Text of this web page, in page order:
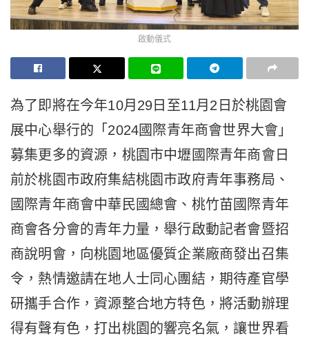
啟動儀式
為了即將在今年10月29日至11月2日於桃園會
展中心舉行的「2024國際青年商會世界大會」
募集更多的資源，桃園市中壢國際青年商會日
前於桃園市政府集結桃園市政府青年事務局、
國際青年商會中華民國總會、桃竹苗國際青年
商會各分會的青年力量，舉行啟動記者會暨招
商說明會，向桃園地區優質企業廠商發出召集
令，熱情邀請在地人士同心團結，期待產官學
研攜手合作，資源整合地方特色，將活動辦理
得有聲有色，打出桃園的響亮名氣，讓世界看